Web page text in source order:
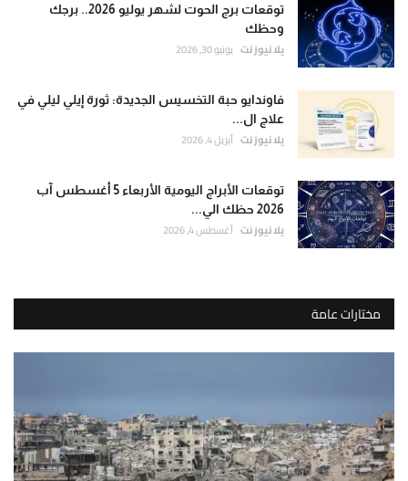
توقعات برج الحوت لشهر يوليو 2026.. برجك
وحظك
يلا نيوز نت يونيو 30, 2026
فاوندايو حبة التخسيس الجديدة: ثورة إيلي ليلي في
علاج ال...
يلا نيوز نت أبريل 4, 2026
توقعات الأبراج اليومية الأربعاء 5 أغسطس آب
2026 حظك الي...
يلا نيوز نت أغسطس 4, 2026
مختارات عامة